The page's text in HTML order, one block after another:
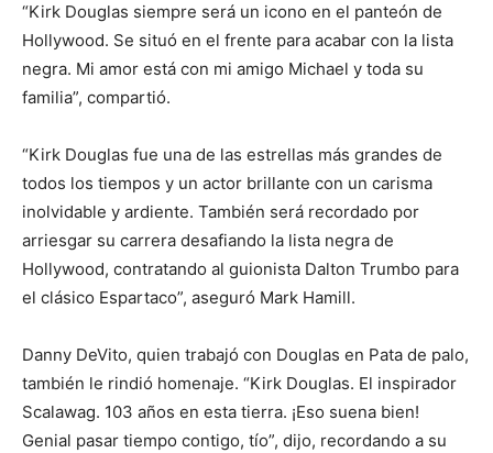
“Kirk Douglas siempre será un icono en el panteón de
Hollywood. Se situó en el frente para acabar con la lista
negra. Mi amor está con mi amigo Michael y toda su
familia”, compartió.
“Kirk Douglas fue una de las estrellas más grandes de
todos los tiempos y un actor brillante con un carisma
inolvidable y ardiente. También será recordado por
arriesgar su carrera desafiando la lista negra de
Hollywood, contratando al guionista Dalton Trumbo para
el clásico Espartaco”, aseguró Mark Hamill.
Danny DeVito, quien trabajó con Douglas en Pata de palo,
también le rindió homenaje. “Kirk Douglas. El inspirador
Scalawag. 103 años en esta tierra. ¡Eso suena bien!
Genial pasar tiempo contigo, tío”, dijo, recordando a su